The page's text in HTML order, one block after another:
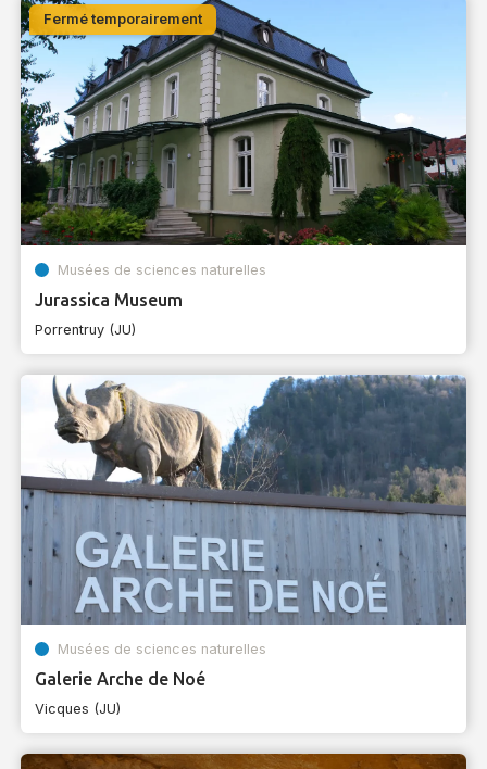
Fermé temporairement
Musées de sciences naturelles
Jurassica Museum
Porrentruy (JU)
Musées de sciences naturelles
Galerie Arche de Noé
Vicques (JU)